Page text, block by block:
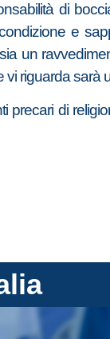
di
e
un
riguarda sarà
precari di